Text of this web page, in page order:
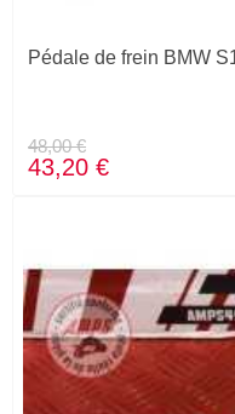
STOCK ÉPUISÉ
Pédale de frein BMW
48,00 €
43,20 €